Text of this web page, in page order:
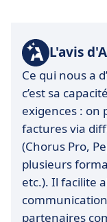
L'avis
Ce qui nous a
c’est sa
exigences : on
factures via
(Chorus Pro,
plusieurs
etc.). Il facilite
partenaires